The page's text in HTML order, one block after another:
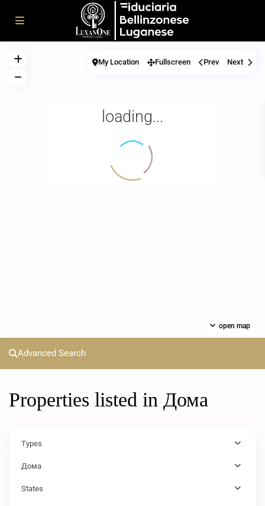
loading...
open map
My Location Fullscreen Prev Next
Advanced Search
Properties listed in Дома
Types
Дома
States